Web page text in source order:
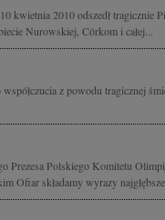
kwietnia 2010 odszedł tragicznie
Nurowskiej, Córkom i całej...
z powodu tragicznej
Prezesa Polskiego Komitetu
Ofiar składamy wyrazy